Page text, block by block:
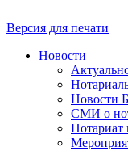
Версия для печати
Новости
Новости
СМИ о
Нотариат